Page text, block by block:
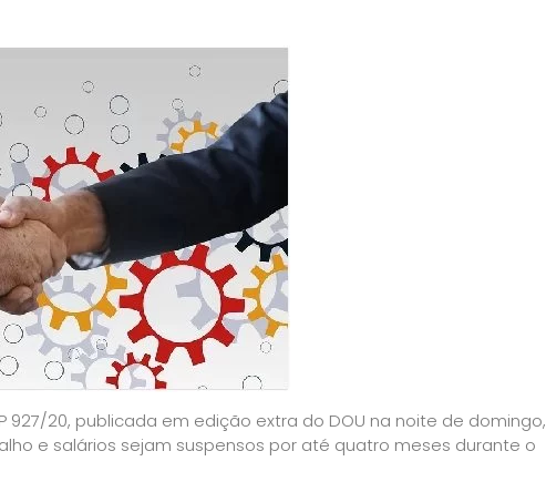
927/20, publicada em edição extra do DOU na noite de domingo,
e salários sejam suspensos por até quatro meses durante o